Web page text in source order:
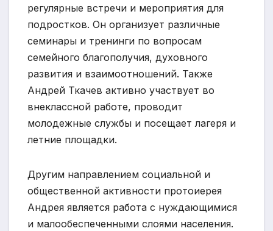
регулярные встречи и мероприятия для
подростков. Он организует различные
семинары и тренинги по вопросам
семейного благополучия, духовного
развития и взаимоотношений. Также
Андрей Ткачев активно участвует во
внеклассной работе, проводит
молодежные службы и посещает лагеря и
летние площадки.
Другим направлением социальной и
общественной активности протоиерея
Андрея является работа с нуждающимися
и малообеспеченными слоями населения.